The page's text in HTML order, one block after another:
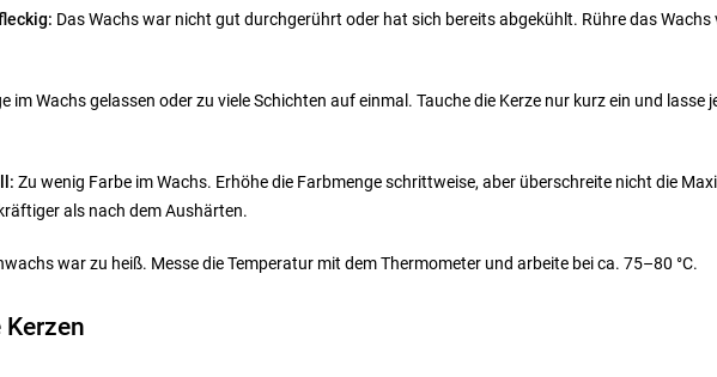
Das Wachs war nicht gut durchgerührt oder hat sich bereits abgekühlt. Rühre das
im Wachs gelassen oder zu viele Schichten auf einmal. Tauche die Kerze nur kurz ein und
Zu wenig Farbe im Wachs. Erhöhe die Farbmenge schrittweise, aber überschreite nicht die
als nach dem Aushärten.
war zu heiß. Messe die Temperatur mit dem Thermometer und arbeite bei ca. 75–80 °C.
Kerzen